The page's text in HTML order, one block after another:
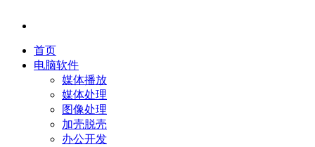
首页
电脑软件
媒体播放
媒体处理
图像处理
加壳脱壳
办公开发